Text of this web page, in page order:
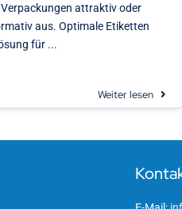
attraktiv oder
aus. Optimale Etiketten
für ...
Weiter lesen